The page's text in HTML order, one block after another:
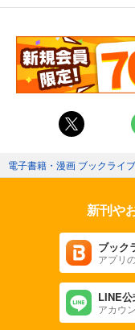
電子書籍・漫画 ブックライブ
新刊や
ブック
アプリ
LINE
アカウ